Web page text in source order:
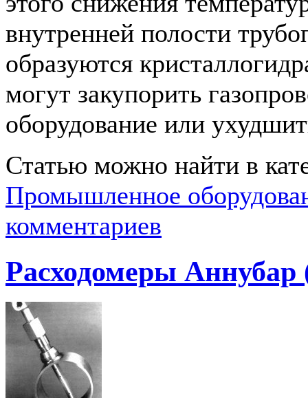
внутренней полости
образуются
могут закупорить
оборудование или
Статью можно найти в
Промышленное
комментариев
Расходомеры